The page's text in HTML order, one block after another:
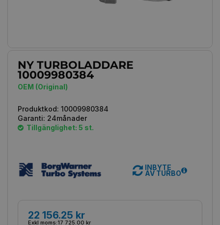
NY TURBOLADDARE
10009980384
OEM (Original)
Produktkod: 10009980384
Garanti: 24månader
Tillgänglighet: 5 st.
INBYTE
AV TURBO
22 156.25 kr
Exkl moms:17 725.00 kr